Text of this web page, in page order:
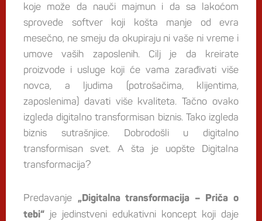
koje može da nauči majmun i da sa lakoćom
sprovede softver koji košta manje od evra
mesečno, ne smeju da okupiraju ni vaše ni vreme i
umove vaših zaposlenih. Cilj je da kreirate
proizvode i usluge koji će vama zarađivati više
novca, a ljudima (potrošačima, klijentima,
zaposlenima) davati više kvaliteta. Tačno ovako
izgleda digitalno transformisan biznis. Tako izgleda
biznis sutrašnjice. Dobrodošli u digitalno
transformisan svet. A šta je uopšte Digitalna
transformacija?
Predavanje „Digitalna transformacija – Priča o
tebi“ je jedinstveni edukativni koncept koji daje